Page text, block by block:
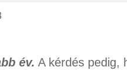
év. A kérdés pedig,